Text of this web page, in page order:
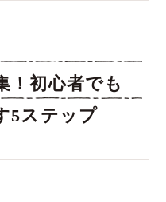
！初心者でも
5ステップ